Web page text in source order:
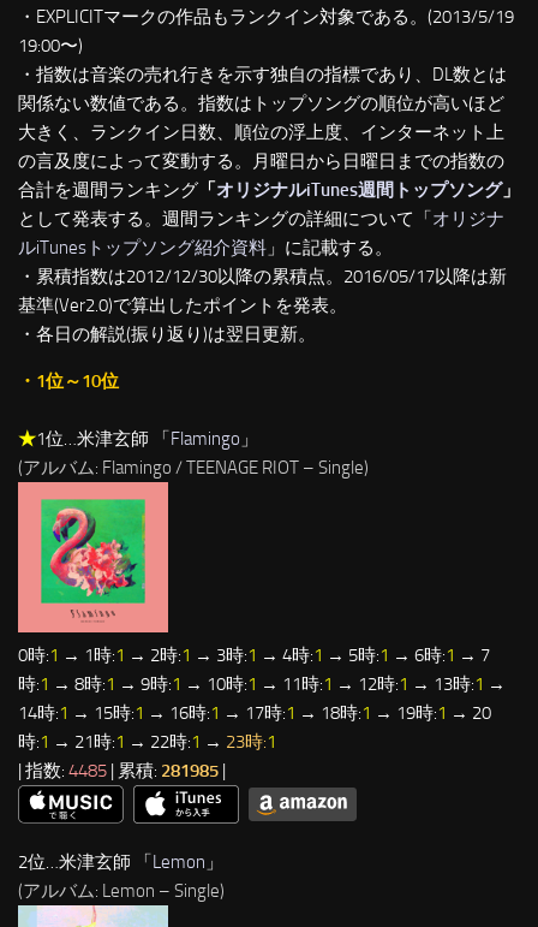
・EXPLICITマークの作品もランクイン対象である。(2013/5/19
19:00〜)
・指数は音楽の売れ行きを示す独自の指標であり、DL数とは
関係ない数値である。指数はトップソングの順位が高いほど
大きく、ランクイン日数、順位の浮上度、インターネット上
の言及度によって変動する。月曜日から日曜日までの指数の
合計を週間ランキング 「オリジナルiTunes週間トップソング」
として発表する。週間ランキングの詳細について「オリジナ
ルiTunesトップソング紹介資料 」に記載する。
・累積指数は2012/12/30以降の累積点。2016/05/17以降は新
基準(Ver2.0)で算出したポイントを発表。
・各日の解説(振り返り)は翌日更新。
・1位～10位
★1位…米津玄師 「Flamingo 」
(アルバム: Flamingo / TEENAGE RIOT – Single)
0時:1 → 1時:1 → 2時:1 → 3時:1 → 4時:1 → 5時:1 → 6時:1 → 7
時:1 → 8時:1 → 9時:1 → 10時:1 → 11時:1 → 12時:1 → 13時:1 →
14時:1 → 15時:1 → 16時:1 → 17時:1 → 18時:1 → 19時:1 → 20
時:1 → 21時:1 → 22時:1 → 23時:1
| 指数: 4485 | 累積: 281985 |
2位…米津玄師 「Lemon 」
(アルバム: Lemon – Single)